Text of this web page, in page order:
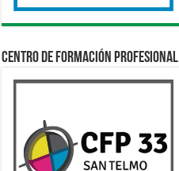
Centro de Formación Profesional